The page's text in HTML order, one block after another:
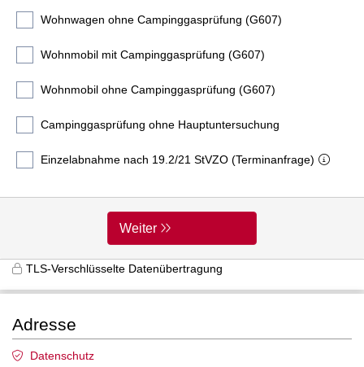
Wohnwagen ohne Campinggasprüfung (G607)
Wohnmobil mit Campinggasprüfung (G607)
Wohnmobil ohne Campinggasprüfung (G607)
Campinggasprüfung ohne Hauptuntersuchung
Einzelabnahme nach 19.2/21 StVZO (Terminanfrage)
Weiter
TLS-Verschlüsselte Datenübertragung
Adresse
Datenschutz